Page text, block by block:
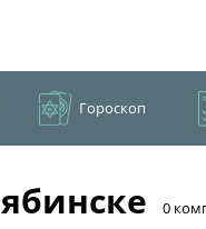
Гороскоп
​0